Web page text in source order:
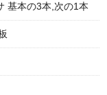
基本の3本,次の1本